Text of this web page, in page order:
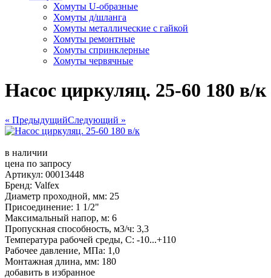
Хомуты U-образные
Хомуты д/шланга
Хомуты металлические с гайкой
Хомуты ремонтные
Хомуты спринклерные
Хомуты червячные
Насос циркуляц. 25-60 180 в/к
« ПредыдущийСледующий »
в наличии
цена по запросу
Артикул: 00013448
Бренд: Valfex
Диаметр проходной, мм: 25
Присоединение: 1 1/2"
Максимальный напор, м: 6
Пропускная способность, м3/ч: 3,3
Температура рабочей среды, С: -10...+110
Рабочее давление, МПа: 1,0
Монтажная длина, мм: 180
добавить в избранное